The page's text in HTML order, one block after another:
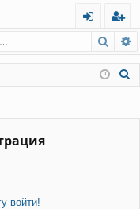
д
г
ис
тр
войти!